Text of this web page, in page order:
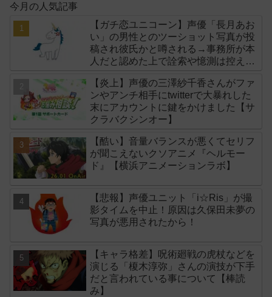
今月の人気記事
【ガチ恋ユニコーン】声優「長月あお
い」の男性とのツーショット写真が投
稿され彼氏かと噂される→事務所が本
人だと認めた上で詮索や憶測は控える
【炎上】声優の三澤紗千香さんがファ
ンやアンチ相手にtwitterで大暴れした
末にアカウントに鍵をかけました【サ
クラバクシンオー】
【酷い】音量バランスが悪くてセリフ
が聞こえないクソアニメ『ヘルモー
ド』【横浜アニメーションラボ】
【悲報】声優ユニット「i☆Ris」が撮
影タイムを中止！原因は久保田未夢の
写真が悪用されたから！
【キャラ格差】呪術廻戦の虎杖などを
演じる「榎木淳弥」さんの演技が下手
だと言われている事について【棒読
み】